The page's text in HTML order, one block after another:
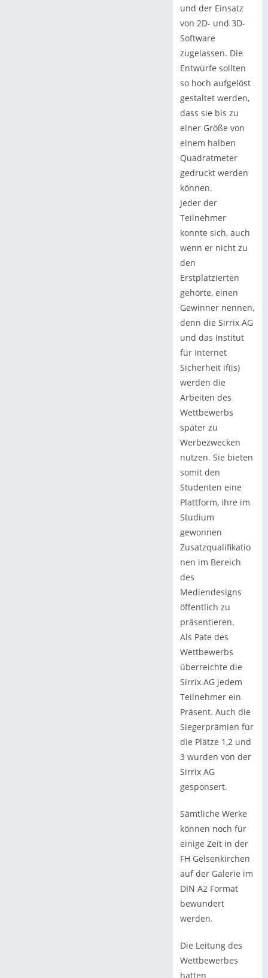
und der Einsatz
von 2D- und 3D-
Software
zugelassen. Die
Entwürfe sollten
so hoch aufgelöst
gestaltet werden,
dass sie bis zu
einer Größe von
einem halben
Quadratmeter
gedruckt werden
können.
Jeder der
Teilnehmer
konnte sich, auch
wenn er nicht zu
den
Erstplatzierten
gehörte, einen
Gewinner nennen,
denn die Sirrix AG
und das Institut
für Internet
Sicherheit if(is)
werden die
Arbeiten des
Wettbewerbs
später zu
Werbezwecken
nutzen. Sie bieten
somit den
Studenten eine
Plattform, ihre im
Studium
gewonnen
Zusatzqualifikatio
nen im Bereich
des
Mediendesigns
öffentlich zu
präsentieren.
Als Pate des
Wettbewerbs
überreichte die
Sirrix AG jedem
Teilnehmer ein
Präsent. Auch die
Siegerprämien für
die Plätze 1,2 und
3 wurden von der
Sirrix AG
gesponsert.
Sämtliche Werke
können noch für
einige Zeit in der
FH Gelsenkirchen
auf der Galerie im
DIN A2 Format
bewundert
werden.
Die Leitung des
Wettbewerbes
hatten